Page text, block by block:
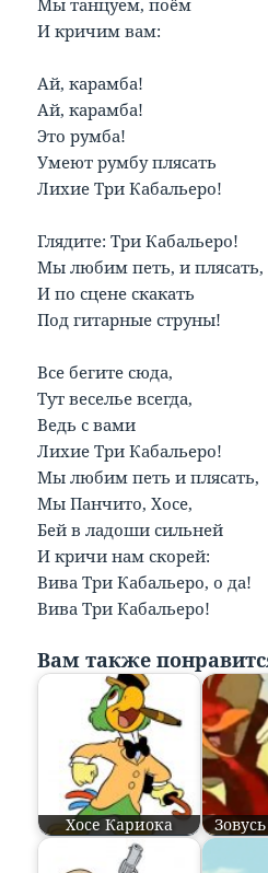
И кричим вам:
Ай, карамба!
Ай, карамба!
Это румба!
Умеют румбу плясать
Лихие Три Кабальеро!
Глядите: Три Кабальеро!
Мы любим петь, и плясать,
И по сцене скакать
Под гитарные струны!
Все бегите сюда,
Тут веселье всегда,
Ведь с вами
Лихие Три Кабальеро!
Мы любим петь и плясать,
Мы Панчито, Хосе,
Бей в ладоши сильней
И кричи нам скорей:
Вива Три Кабальеро, о да!
Вива Три Кабальеро!
Вам также
Хосе Кариока